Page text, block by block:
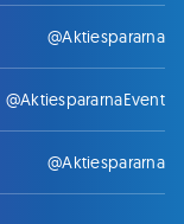
@Aktiespararna
@AktiespararnaEvent
@Aktiespararna